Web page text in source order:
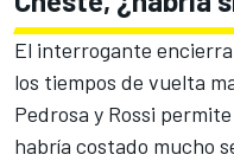
El interrogante
los tiempos de vuelta
Pedrosa y Rossi
habría costado mucho